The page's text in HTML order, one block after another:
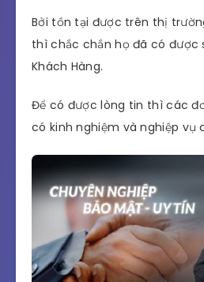
Bởi tồn tại được trên thị
thì chắc chắn họ đã có được
Khách Hàng.
Để có được lòng tin thì các
có kinh nghiệm và nghiệp vụ